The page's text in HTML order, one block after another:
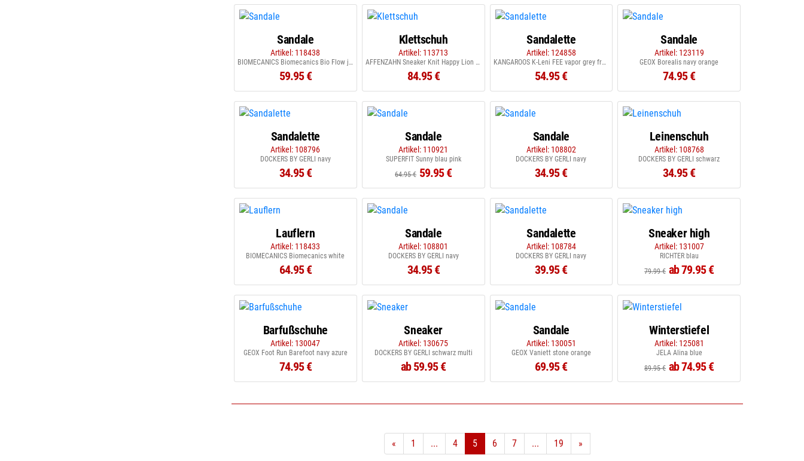
Sandale
Artikel: 118438
BIOMECANICS Biomecanics Bio Flow jeans
59.95 €
Klettschuh
Artikel: 113713
AFFENZAHN Sneaker Knit Happy Lion orange gelb
84.95 €
Sandalette
Artikel: 124858
KANGAROOS K-Leni FEE vapor grey frost pink
54.95 €
Sandale
Artikel: 123119
GEOX Borealis navy orange
74.95 €
Sandalette
Artikel: 108796
DOCKERS BY GERLI navy
34.95 €
Sandale
Artikel: 110921
SUPERFIT Sunny blau pink
64.95 € 59.95 €
Sandale
Artikel: 108802
DOCKERS BY GERLI navy
34.95 €
Leinenschuh
Artikel: 108768
DOCKERS BY GERLI schwarz
34.95 €
Lauflern
Artikel: 118433
BIOMECANICS Biomecanics white
64.95 €
Sandale
Artikel: 108801
DOCKERS BY GERLI navy
34.95 €
Sandalette
Artikel: 108784
DOCKERS BY GERLI navy
39.95 €
Sneaker high
Artikel: 131007
RICHTER blau
79.99 € ab 79.95 €
Barfußschuhe
Artikel: 130047
GEOX Foot Run Barefoot navy azure
74.95 €
Sneaker
Artikel: 130675
DOCKERS BY GERLI schwarz multi
ab 59.95 €
Sandale
Artikel: 130051
GEOX Vaniett stone orange
69.95 €
Winterstiefel
Artikel: 125081
JELA Alina blue
89.95 € ab 74.95 €
« 1 ... 4 5 6 7 ... 19 »